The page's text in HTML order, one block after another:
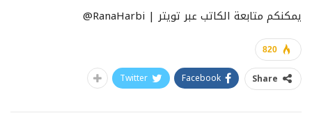
يمكنكم متابعة الكاتب عبر تويتر | RanaHarbi@
820
Share
Facebook
Twitter